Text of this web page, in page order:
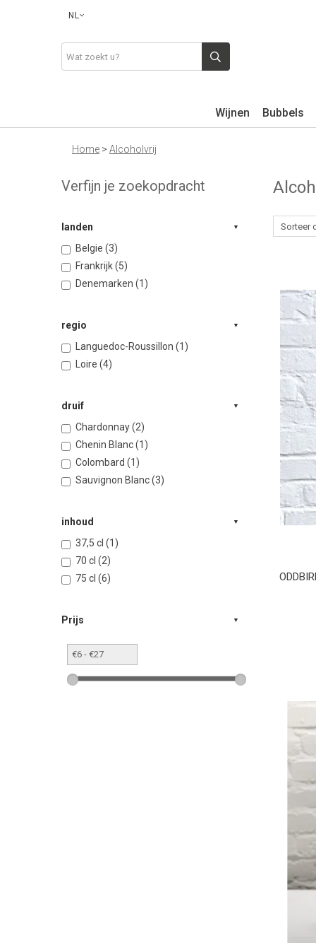
NL
Wijnen Bubbels
Home > Alcoholvrij
Verfijn je zoekopdracht
landen
Belgie (3)
Frankrijk (5)
Denemarken (1)
regio
Languedoc-Roussillon (1)
Loire (4)
druif
Chardonnay (2)
Chenin Blanc (1)
Colombard (1)
Sauvignon Blanc (3)
inhoud
37,5 cl (1)
70 cl (2)
75 cl (6)
Prijs